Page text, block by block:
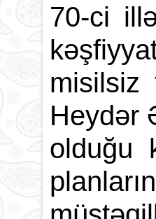
70-ci
misilsiz
Heydər
olduğu